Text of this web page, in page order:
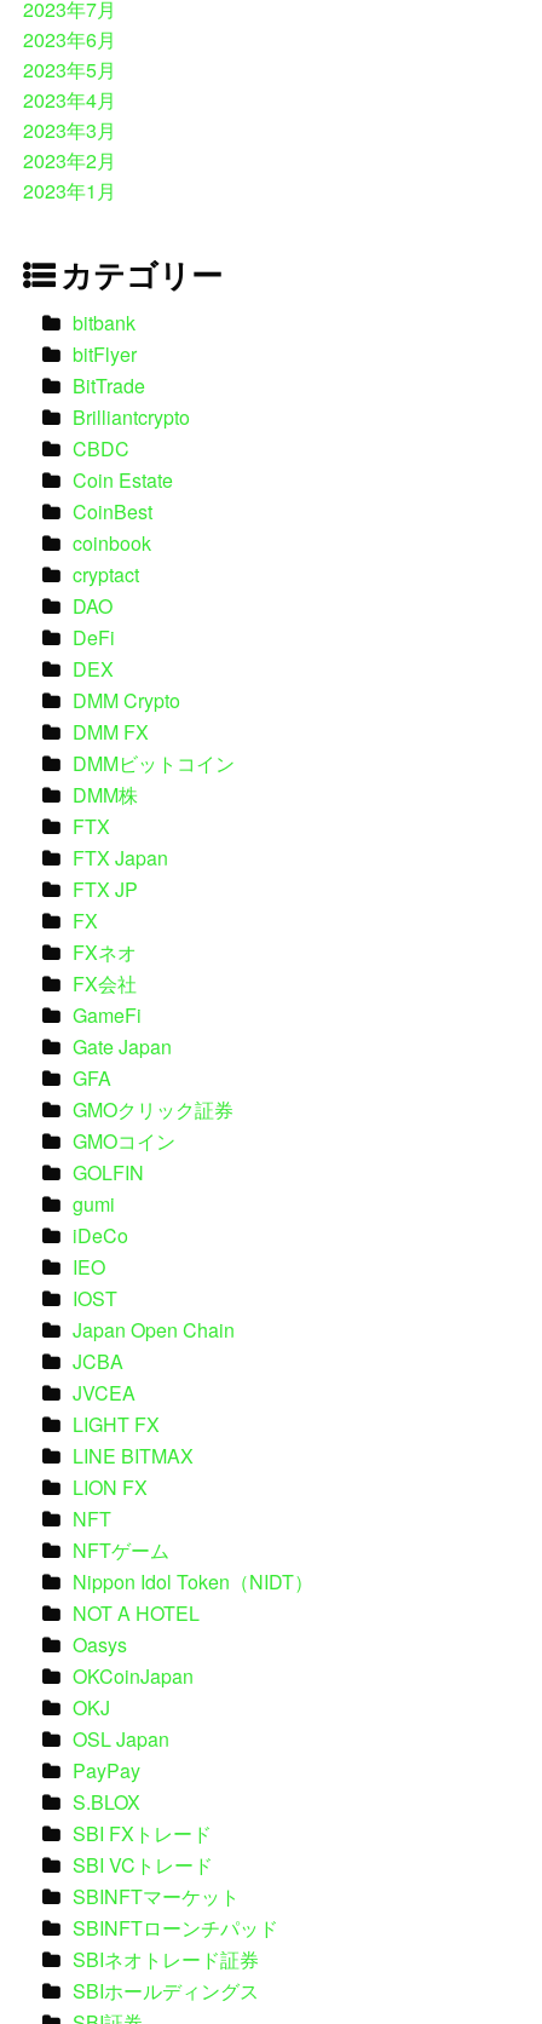
2023年7月
2023年6月
2023年5月
2023年4月
2023年3月
2023年2月
2023年1月
カテゴリー
bitbank
bitFlyer
BitTrade
Brilliantcrypto
CBDC
Coin Estate
CoinBest
coinbook
cryptact
DAO
DeFi
DEX
DMM Crypto
DMM FX
DMMビットコイン
DMM株
FTX
FTX Japan
FTX JP
FX
FXネオ
FX会社
GameFi
Gate Japan
GFA
GMOクリック証券
GMOコイン
GOLFIN
gumi
iDeCo
IEO
IOST
Japan Open Chain
JCBA
JVCEA
LIGHT FX
LINE BITMAX
LION FX
NFT
NFTゲーム
Nippon Idol Token（NIDT）
NOT A HOTEL
Oasys
OKCoinJapan
OKJ
OSL Japan
PayPay
S.BLOX
SBI FXトレード
SBI VCトレード
SBINFTマーケット
SBINFTローンチパッド
SBIネオトレード証券
SBIホールディングス